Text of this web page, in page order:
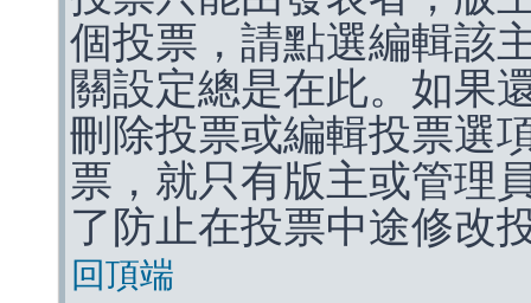
個投票，請點選編輯該
關設定總是在此。如果
刪除投票或編輯投票選
票，就只有版主或管理
了防止在投票中途修改
回頂端